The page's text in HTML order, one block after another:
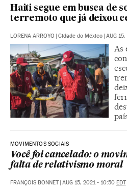
Haiti segue em busca de
terremoto que já deixou
LORENA ARROYO Cidade do México AUG
As
MOVIMENTOS SOCIAIS
Você foi cancelado: o
falta de relativismo moral
FRANÇOIS BONNET AUG 15, 2021 - 10:50 EDT